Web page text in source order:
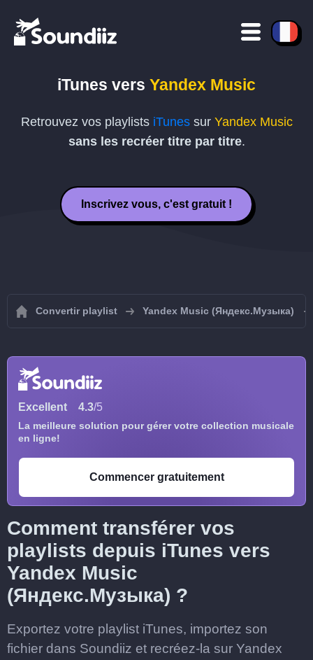
iTunes vers Yandex Music
Retrouvez vos playlists iTunessur Yandex Music
sans les recréer titre par titre.
Inscrivez vous, c'est gratuit !
Convertir playlist Yandex Music (Яндекс.Музыка)
Excellent 4.3/5
La meilleure solution pour gérer votre collection musicale
en ligne!
Commencer gratuitement
Comment transférer vos
playlists depuis iTunes vers
Yandex Music
(Яндекс.Музыка) ?
Exportez votre playlist iTunes, importez son
fichier dans Soundiiz et recréez-la sur Yandex